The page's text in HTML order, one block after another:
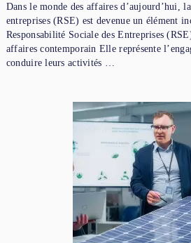
Dans le monde des affaires d’aujourd’hui,
entreprises (RSE) est devenue un élément
Responsabilité Sociale des Entreprises
affaires contemporain Elle représente
conduire leurs activités …